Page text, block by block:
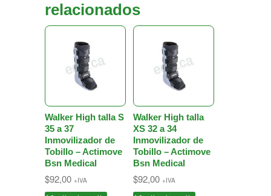
relacionados
Walker High talla S
35 a 37
Inmovilizador de
Tobillo – Actimove
Bsn Medical
$92,00 +IVA
Walker High talla
XS 32 a 34
Inmovilizador de
Tobillo – Actimove
Bsn Medical
$92,00 +IVA